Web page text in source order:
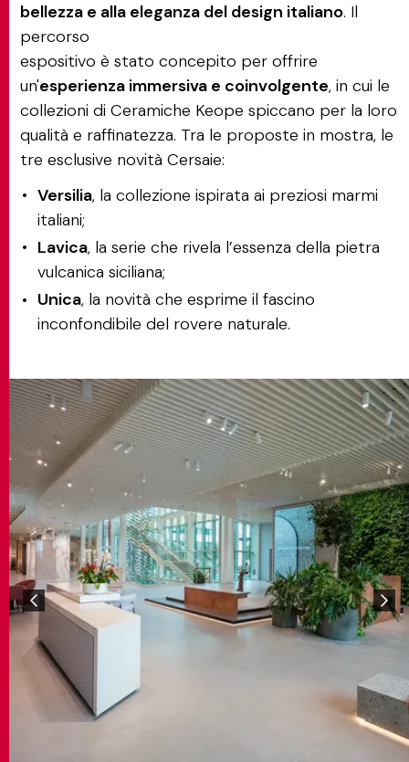
bellezza e alla eleganza del design italiano. Il
percorso
espositivo è stato concepito per offrire
un'esperienza immersiva e coinvolgente, in cui le
collezioni di Ceramiche Keope spiccano per la loro
qualità e raffinatezza. Tra le proposte in mostra, le
tre esclusive novità Cersaie:
Versilia, la collezione ispirata ai preziosi marmi
italiani;
Lavica, la serie che rivela l’essenza della pietra
vulcanica siciliana;
Unica, la novità che esprime il fascino
inconfondibile del rovere naturale.